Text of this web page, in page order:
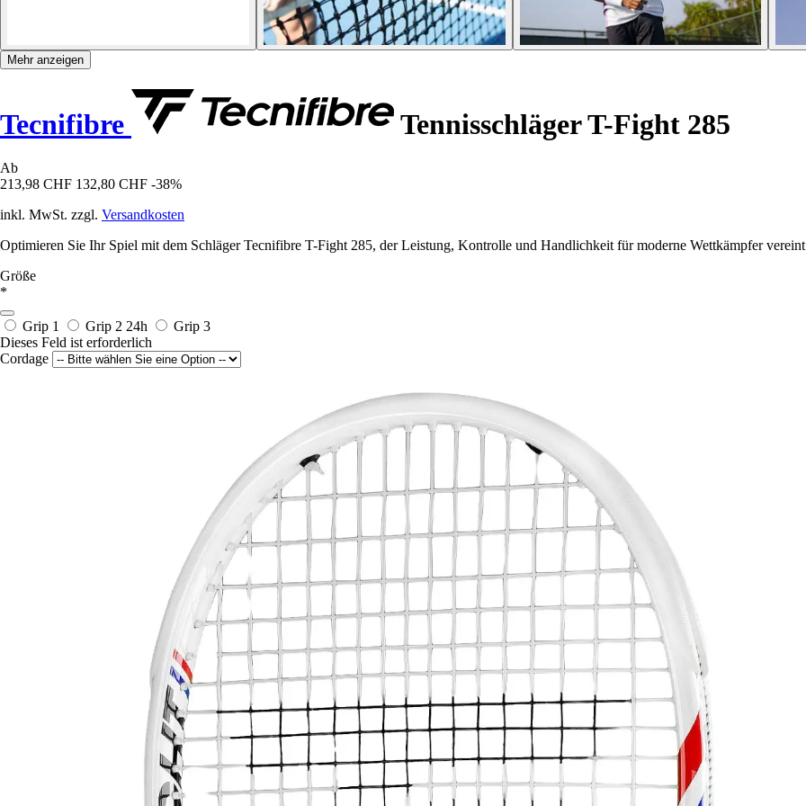
Mehr anzeigen
Tecnifibre Tennisschläger T-Fight 285
Ab
213,98 CHF 132,80 CHF -38%
inkl. MwSt. zzgl. Versandkosten
Optimieren Sie Ihr Spiel mit dem Schläger Tecnifibre T-Fight 285, der Leistung, Kontrolle und Handlichkeit für moderne Wettkämpfer
Größe
*
Grip 1 Grip 2 24h
Grip 3
Dieses Feld ist erforderlich
Cordage